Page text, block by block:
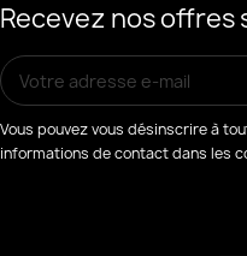
Recevez nos offres
Vous pouvez vous désinscrire à
informations de contact dans les